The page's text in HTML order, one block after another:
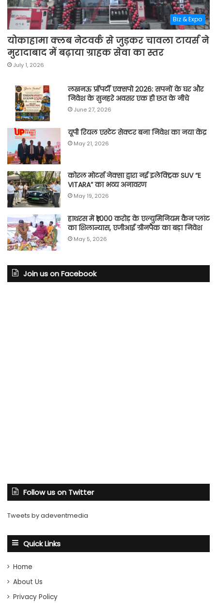
Biz & Expo
योकाहामा क्लब नेटवर्क से जुड़कर चावला टायर्स ने
मुरादाबाद में बढ़ाया ग्राहक सेवा का स्तर
July 1, 2026
लखनऊ प्रॉपर्टी एक्सपो 2026: सपनों के घर और
निवेश के सुनहरे अवसर एक ही छत के नीचे
June 27, 2026
यूपी रियल एस्टेट सेक्टर बना निवेश का नया केंद्र
May 21, 2026
कोरल मोटर्स नेक्सा द्वारा नई इलेक्ट्रिक SUV “E
VITARA” का भव्य अनावरण
May 19, 2026
हाथरस में ₹1,000 करोड़ के एल्युमिनियम कैन प्लांट
का शिलान्यास, एजीआई ग्रीनपैक का बड़ा निवेश
May 5, 2026
Join us on Facebook
Follow us on Twitter
Tweets by adeventmedia
Quick Links
Home
About Us
Privacy Policy